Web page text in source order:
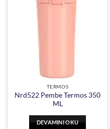
TERMOS
Nrd522 Pembe Termos 350
ML
DEVAMINI OKU